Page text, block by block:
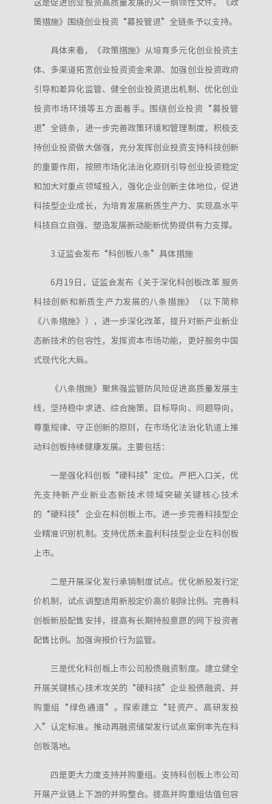
这是促进创业投资高质量发展的又一纲领性文件。《政
策措施》围绕创业投资“募投管退”全链条予以支持。
具体来看，《政策措施》从培育多元化创业投资主
体、多渠道拓宽创业投资资金来源、加强创业投资政府
引导和差异化监管、健全创业投资退出机制、优化创业
投资市场环境等五方面着手。围绕创业投资“募投管
退”全链条，进一步完善政策环境和管理制度，积极支
持创业投资做大做强，充分发挥创业投资支持科技创新
的重要作用，按照市场化法治化原则引导创业投资稳定
和加大对重点领域投入，强化企业创新主体地位，促进
科技型企业成长，为培育发展新质生产力、实现高水平
科技自立自强、塑造发展新动能新优势提供有力支撑。
3.证监会发布“科创板八条”具体措施
6月19日，证监会发布《关于深化科创板改革 服务
科技创新和新质生产力发展的八条措施》（以下简称
《八条措施》），进一步深化改革，提升对新产业新业
态新技术的包容性，发挥资本市场功能，更好服务中国
式现代化大局。
《八条措施》聚焦强监管防风险促进高质量发展主
线，坚持稳中求进、综合施策，目标导向、问题导向，
尊重规律、守正创新的原则，在市场化法治化轨道上推
动科创板持续健康发展。主要包括：
一是强化科创板“硬科技”定位。严把入口关，优
先支持新产业新业态新技术领域突破关键核心技术
的“硬科技”企业在科创板上市。进一步完善科技型企
业精准识别机制。支持优质未盈利科技型企业在科创板
上市。
二是开展深化发行承销制度试点。优化新股发行定
价机制，试点调整适用新股定价高价剔除比例。完善科
创板新股配售安排，提高有长期持股意愿的网下投资者
配售比例。加强询报价行为监管。
三是优化科创板上市公司股债融资制度。建立健全
开展关键核心技术攻关的“硬科技”企业股债融资、并
购重组“绿色通道”。探索建立“轻资产、高研发投
入”认定标准。推动再融资储架发行试点案例率先在科
创板落地。
四是更大力度支持并购重组。支持科创板上市公司
开展产业链上下游的并购整合。提高并购重组估值包容